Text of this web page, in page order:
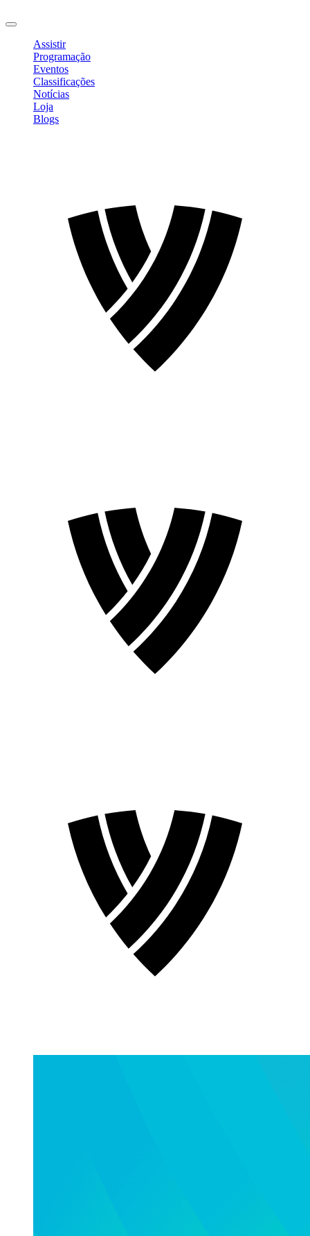
Assistir
Programação
Eventos
Classificações
Notícias
Loja
Blogs